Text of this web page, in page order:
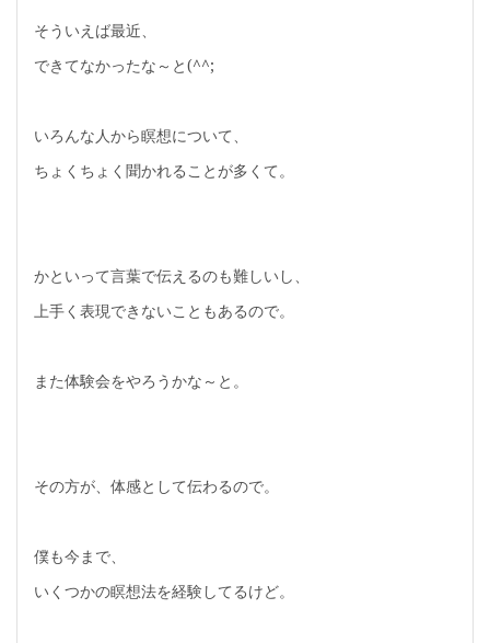
そういえば最近、
できてなかったな～と(^^;
いろんな人から瞑想について、
ちょくちょく聞かれることが多くて。
かといって言葉で伝えるのも難しいし、
上手く表現できないこともあるので。
また体験会をやろうかな～と。
その方が、体感として伝わるので。
僕も今まで、
いくつかの瞑想法を経験してるけど。